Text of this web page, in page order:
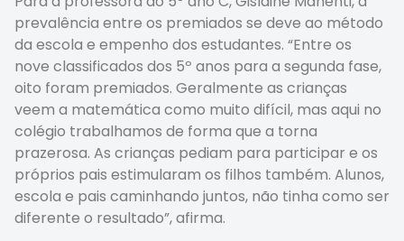
prevalência entre os premiados se deve ao método
da escola e empenho dos estudantes. “Entre os
nove classificados dos 5º anos para a segunda fase,
oito foram premiados. Geralmente as crianças
veem a matemática como muito difícil, mas aqui no
colégio trabalhamos de forma que a torna
prazerosa. As crianças pediam para participar e os
próprios pais estimularam os filhos também. Alunos,
escola e pais caminhando juntos, não tinha como ser
diferente o resultado”, afirma.